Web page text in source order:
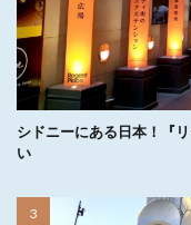
シドニーにある日本！『
い